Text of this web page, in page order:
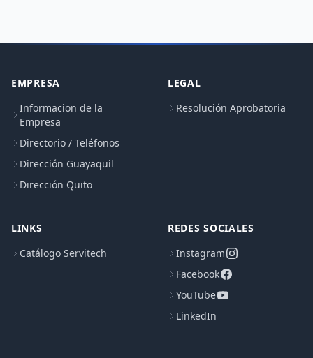
EMPRESA
Informacion de la
Empresa
Directorio / Teléfonos
Dirección Guayaquil
Dirección Quito
LEGAL
Resolución Aprobatoria
LINKS
Catálogo Servitech
REDES SOCIALES
Instagram
Facebook
YouTube
LinkedIn